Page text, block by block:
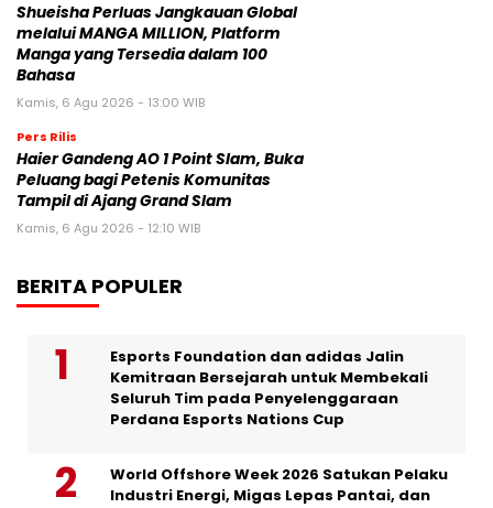
Shueisha Perluas Jangkauan Global
melalui MANGA MILLION, Platform
Manga yang Tersedia dalam 100
Bahasa
Kamis, 6 Agu 2026 - 13:00 WIB
Pers Rilis
Haier Gandeng AO 1 Point Slam, Buka
Peluang bagi Petenis Komunitas
Tampil di Ajang Grand Slam
Kamis, 6 Agu 2026 - 12:10 WIB
BERITA POPULER
Esports Foundation dan adidas Jalin
Kemitraan Bersejarah untuk Membekali
Seluruh Tim pada Penyelenggaraan
Perdana Esports Nations Cup
World Offshore Week 2026 Satukan Pelaku
Industri Energi, Migas Lepas Pantai, dan